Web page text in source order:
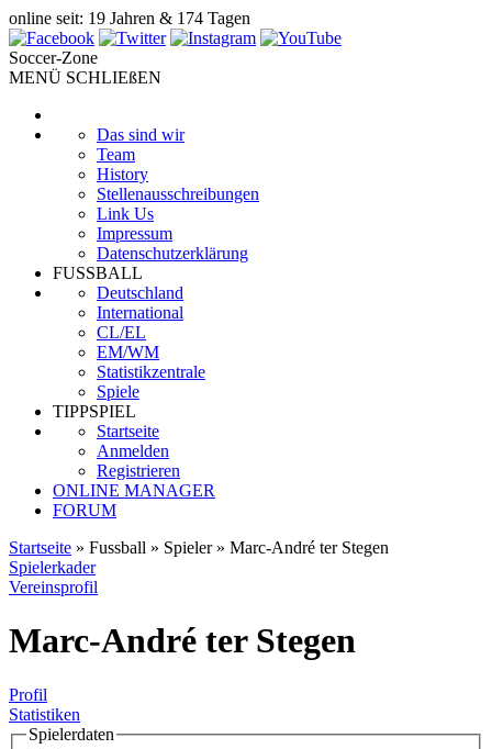
online seit: 19 Jahren & 174 Tagen
Soccer-Zone
MENÜ SCHLIEßEN
Das sind wir
Team
History
Stellenausschreibungen
Link Us
Impressum
Datenschutzerklärung
FUSSBALL
Deutschland
International
CL/EL
EM/WM
Statistikzentrale
Spiele
TIPPSPIEL
Startseite
Anmelden
Registrieren
ONLINE MANAGER
FORUM
Startseite » Fussball » Spieler » Marc-André ter Stegen
Spielerkader
Vereinsprofil
Marc-André ter Stegen
Profil
Statistiken
Spielerdaten